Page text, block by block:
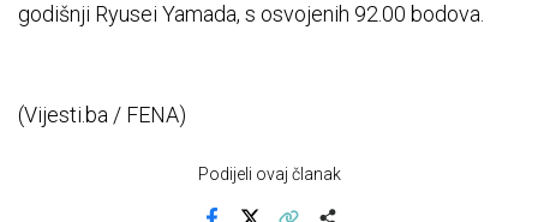
godišnji Ryusei Yamada, s osvojenih 92.00 bodova.
(Vijesti.ba / FENA)
Podijeli ovaj članak